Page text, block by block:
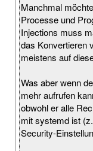
Manchmal
Processe und
Injections muss
das Konvertieren
meistens auf
Was aber wenn
mehr aufrufen
obwohl er alle
mit systemd ist
Security-